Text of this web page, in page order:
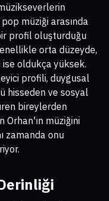
müziği arasında
profil oluşturduğu
orta düzeyde,
oldukça yüksek.
profili, duygusal
hisseden ve sosyal
bireylerden
Orhan'ın müziğini
zamanda onu